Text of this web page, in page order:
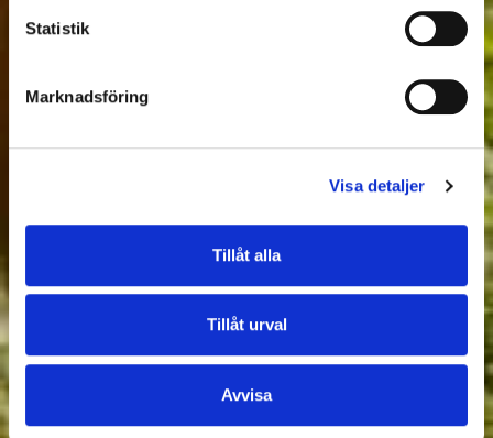
Statistik
Marknadsföring
Visa detaljer
Tillåt alla
Tillåt urval
Avvisa